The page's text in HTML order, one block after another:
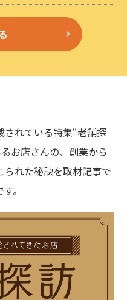
れている特集“老舗探
お店さんの、創業から
れた秘訣を取材記事で
。